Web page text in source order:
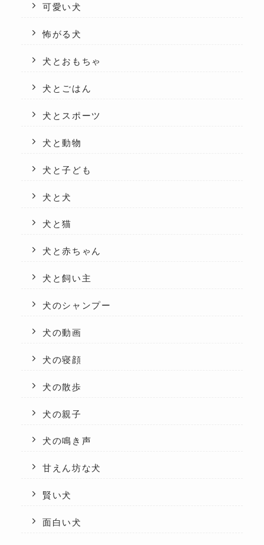
可愛い犬
怖がる犬
犬とおもちゃ
犬とごはん
犬とスポーツ
犬と動物
犬と子ども
犬と犬
犬と猫
犬と赤ちゃん
犬と飼い主
犬のシャンプー
犬の動画
犬の寝顔
犬の散歩
犬の親子
犬の鳴き声
甘えん坊な犬
賢い犬
面白い犬